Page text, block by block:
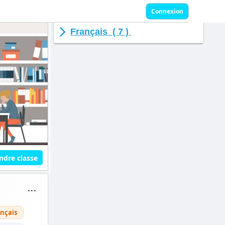
Connexion
Français ( 7 )
classe
⋯